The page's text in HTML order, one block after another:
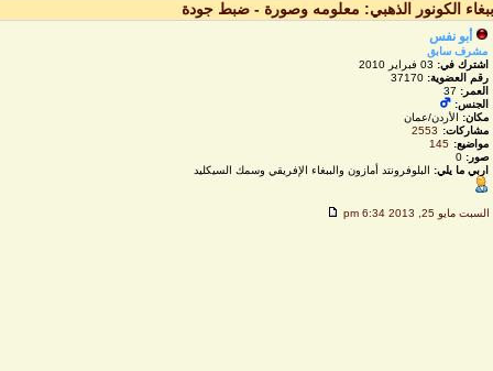
الكونور الذهبي: معلومه وصورة - ضبط جودة
أبو نفس
مشرف سابق
اشترك في:03 فبراير 2010
رقم العضوية:37170
العمر: 37
الجنس:
مكان:الأردن/عمان
مشاركات:
2553
مواضيع:
145
صور: 0
اربي ما يلي:البلوفرونتد أمازون والببغاء الإفريقي وسمك السيكليد
السبت مايو 25, 2013 6:34 pm